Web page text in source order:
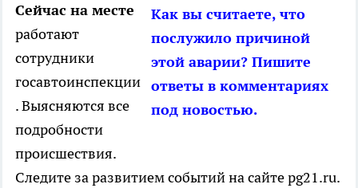
Как вы считаете, что
послужило причиной
этой аварии? Пишите
ответы в комментариях
под новостью.
Сейчас на месте
работают
сотрудники
госавтоинспекции
. Выясняются все
подробности
происшествия.
Следите за развитием событий на сайте pg21.ru.